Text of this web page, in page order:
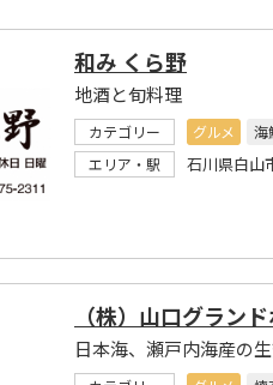
和み くら野
地酒と旬料理
カテゴリー グルメ
海
エリア・駅
石川県白山
（株）山口グラン